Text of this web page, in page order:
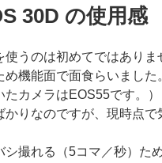
30D の使用感
使うのは初めてではあり
機能面で面食らいました
たカメラはEOS55です。）
かりなのですが、現時点
撮れる（5コマ／秒）た